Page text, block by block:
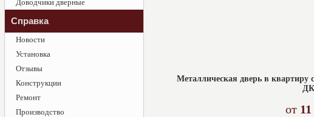
Металлическая дверь в
от
Доводчики дверные
Справка
Новости
Установка
Отзывы
Конструкции
Ремонт
Производство